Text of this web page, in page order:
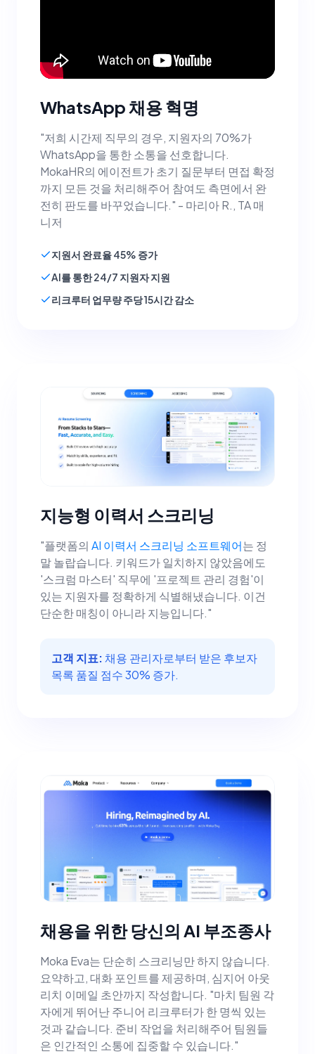
WhatsApp 채용 혁명
"저희 시간제 직무의 경우, 지원자의 70%가
WhatsApp을 통한 소통을 선호합니다.
MokaHR의 에이전트가 초기 질문부터 면접 확정
까지 모든 것을 처리해주어 참여도 측면에서 완
전히 판도를 바꾸었습니다." - 마리아 R., TA 매
니저
지원서 완료율 45% 증가
AI를 통한 24/7 지원자 지원
리크루터 업무량 주당 15시간 감소
지능형 이력서 스크리닝
"플랫폼의 AI 이력서 스크리닝 소프트웨어는 정
말 놀랍습니다. 키워드가 일치하지 않았음에도
'스크럼 마스터' 직무에 '프로젝트 관리 경험'이
있는 지원자를 정확하게 식별해냈습니다. 이건
단순한 매칭이 아니라 지능입니다."
고객 지표: 채용 관리자로부터 받은 후보자
목록 품질 점수 30% 증가.
채용을 위한 당신의 AI 부조종사
Moka Eva는 단순히 스크리닝만 하지 않습니다.
요약하고, 대화 포인트를 제공하며, 심지어 아웃
리치 이메일 초안까지 작성합니다. "마치 팀원 각
자에게 뛰어난 주니어 리크루터가 한 명씩 있는
것과 같습니다. 준비 작업을 처리해주어 팀원들
은 인간적인 소통에 집중할 수 있습니다."